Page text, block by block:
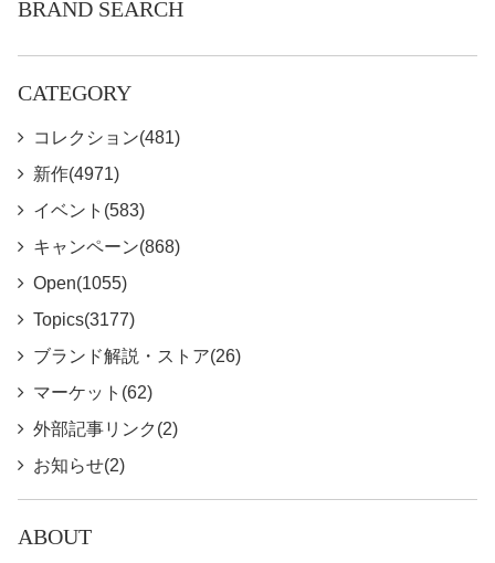
BRAND SEARCH
CATEGORY
コレクション(481)
新作(4971)
イベント(583)
キャンペーン(868)
Open(1055)
Topics(3177)
ブランド解説・ストア(26)
マーケット(62)
外部記事リンク(2)
お知らせ(2)
ABOUT